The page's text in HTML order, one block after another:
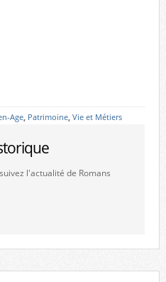
Age, Patrimoine, Vie et Métiers
l'actualité de Romans